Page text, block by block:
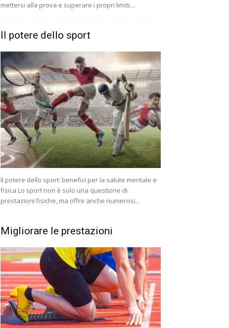
mettersi alla prova e superare i propri limiti....
Il potere dello sport
Il potere dello sport: benefici per la salute mentale e
fisica Lo sport non è solo una questione di
prestazioni fisiche, ma offre anche numerosi...
Migliorare le prestazioni